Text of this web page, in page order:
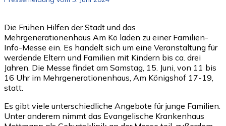
Die Frühen Hilfen der Stadt und das
Mehrgenerationenhaus Am Kö laden zu einer Familien-
Info-Messe ein. Es handelt sich um eine Veranstaltung für
werdende Eltern und Familien mit Kindern bis ca. drei
Jahren. Die Messe findet am Samstag, 15. Juni, von 11 bis
16 Uhr im Mehrgenerationenhaus, Am Königshof 17-19,
statt.
Es gibt viele unterschiedliche Angebote für junge Familien.
Unter anderem nimmt das Evangelische Krankenhaus